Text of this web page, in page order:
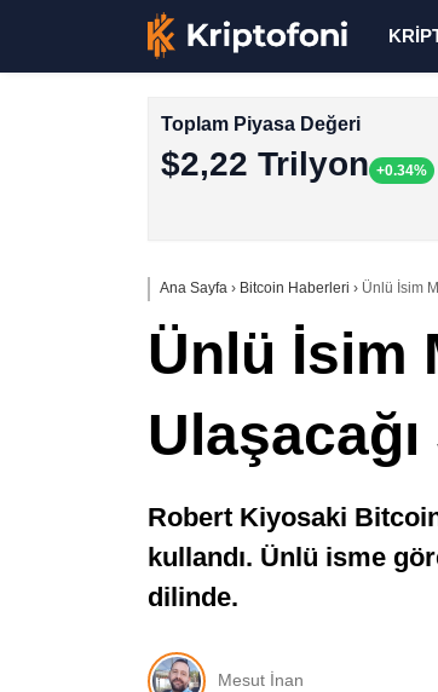
Toplam Piyasa Değeri
$2,22 Trilyon +0.34%
Ana Sayfa › Bitcoin Haberleri › Ünlü İsim
Ünlü İsim
Robert Kiyosaki
kullandı. Ünlü isme
dilinde.
Mesut İnan